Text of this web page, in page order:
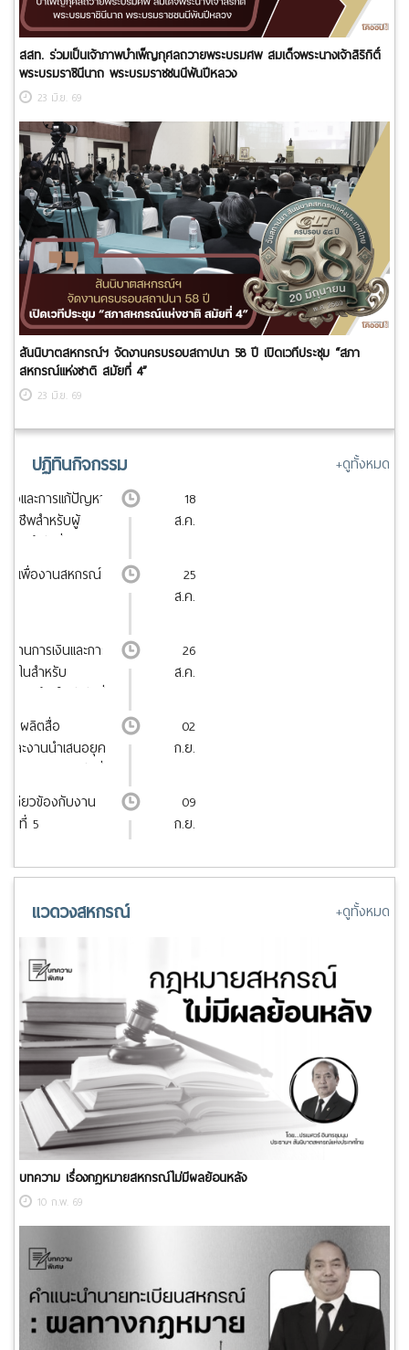
สสท. ร่วมเป็นเจ้าภาพบำเพ็ญกุศลถวายพระบรมศพ สมเด็จพระนางเจ้าสิริกิติ์
พระบรมราชินีนาถ พระบรมราชชนนีพันปีหลวง
23 มิ.ย. 69
สันนิบาตสหกรณ์ฯ จัดงานครบรอบสถาปนา 58 ปี เปิดเวทีประชุม “สภา
สหกรณ์แห่งชาติ สมัยที่ 4”
23 มิ.ย. 69
ปฏิทินกิจกรรม
+ดูทั้งหมด
18
ส.ค.
ใจและการแก้ปัญหา
าชีพสำหรับผู้
กรณ์ รุ่นที่ 1
25
ส.ค.
ยเพื่องานสหกรณ์
26
ส.ค.
านการเงินและการ
ยในสำหรับ
หกรณ์ยุคใหม่ รุ่นที่
02
ก.ย.
ารผลิตสื่อ
และงานนำเสนอยุค
AI ครบวงจร รุ่นที่
09
ก.ย.
เกี่ยวข้องกับงาน
นที่ 5
แวดวงสหกรณ์ +ดูทั้งหมด
บทความ เรื่องกฎหมายสหกรณ์ไม่มีผลย้อนหลัง
10 ก.พ. 69